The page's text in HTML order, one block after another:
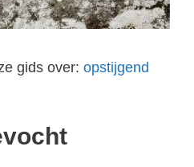
gids over: opstijgend